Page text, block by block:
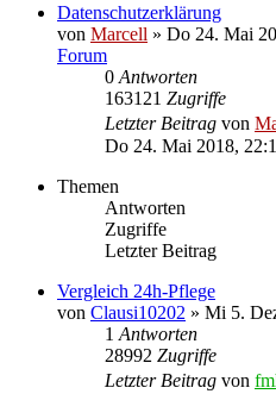
Datenschutzerklärung
von Marcell » Do 24. Mai
Forum
0 Antworten
163121 Zugriffe
Letzter Beitrag von
Do 24. Mai 2018,
Themen
Antworten
Zugriffe
Letzter Beitrag
Vergleich 24h-Pflege
von Clausi10202 » Mi 5.
1 Antworten
28992 Zugriffe
Letzter Beitrag von